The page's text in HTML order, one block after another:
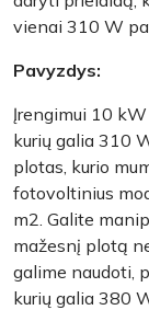
vienai 310 W
Pavyzdys:
Įrengimui 10
kurių galia 310
plotas, kurio
fotovoltinius
m2. Galite
mažesnį plotą
galime naudoti,
kurių galia 380